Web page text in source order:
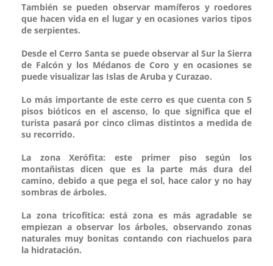
También se pueden observar mamíferos y roedores
que hacen vida en el lugar y en ocasiones varios tipos
de serpientes.
Desde el Cerro Santa se puede observar al Sur la Sierra
de Falcón y los Médanos de Coro y en ocasiones se
puede visualizar las Islas de Aruba y Curazao.
Lo más importante de este cerro es que cuenta con 5
pisos bióticos en el ascenso, lo que significa que el
turista pasará por cinco climas distintos a medida de
su recorrido.
La zona Xerófita: este primer piso según los
montañistas dicen que es la parte más dura del
camino, debido a que pega el sol, hace calor y no hay
sombras de árboles.
La zona tricofítica: está zona es más agradable se
empiezan a observar los árboles, observando zonas
naturales muy bonitas contando con riachuelos para
la hidratación.